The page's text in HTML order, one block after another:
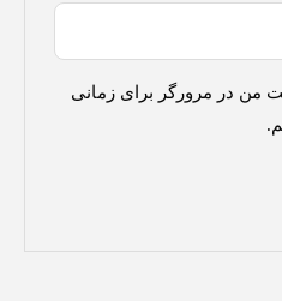
من در مرورگر برای زمانی